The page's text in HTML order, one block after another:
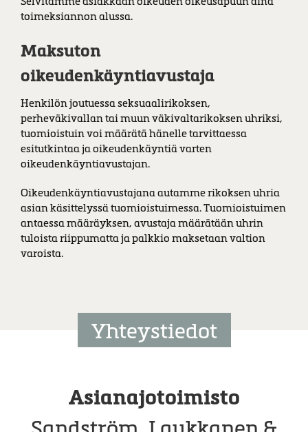
toimeksiannon alussa.
Maksuton
oikeudenkäyntiavustaja
Henkilön joutuessa seksuaalirikoksen,
perheväkivallan tai muun väkivaltarikoksen uhriksi,
tuomioistuin voi määrätä hänelle tarvittaessa
esitutkintaa ja oikeudenkäyntiä varten
oikeudenkäyntiavustajan.
Oikeudenkäyntiavustajana autamme rikoksen uhria
asian käsittelyssä tuomioistuimessa. Tuomioistuimen
antaessa määräyksen, avustaja määrätään uhrin
tuloista riippumatta ja palkkio maksetaan valtion
varoista.
Yhteystiedot
Asianajotoimisto